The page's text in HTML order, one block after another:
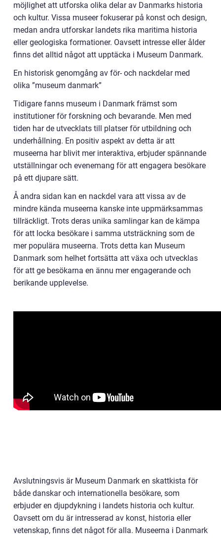
möjlighet att utforska olika delar av Danmarks historia
och kultur. Vissa museer fokuserar på konst och design,
medan andra utforskar landets rika maritima historia
eller geologiska formationer. Oavsett intresse eller ålder
finns det alltid något att upptäcka i Museum Danmark.
En historisk genomgång av för- och nackdelar med
olika ”museum danmark”
Tidigare fanns museum i Danmark främst som
institutioner för forskning och bevarande. Men med
tiden har de utvecklats till platser för utbildning och
underhållning. En positiv aspekt av detta är att
museerna har blivit mer interaktiva, erbjuder spännande
utställningar och evenemang för att engagera besökare
på ett djupare sätt.
Å andra sidan kan en nackdel vara att vissa av de
mindre kända museerna kanske inte uppmärksammas
tillräckligt. Trots deras unika samlingar kan de kämpa
för att locka besökare i samma utsträckning som de
mer populära museerna. Trots detta kan Museum
Danmark som helhet fortsätta att växa och utvecklas
för att ge besökarna en ännu mer engagerande och
berikande upplevelse.
Avslutningsvis är Museum Danmark en skattkista för
både danskar och internationella besökare, som
erbjuder en djupdykning i landets historia och kultur.
Oavsett om du är intresserad av konst, historia eller
vetenskap, finns det något för alla. Museerna i Danmark